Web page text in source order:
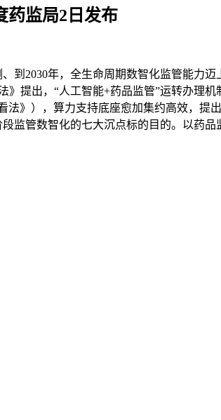
药监局2日发布
2030年，全生命周期数智化监管能力迈
提出，“人工智能+药品监管”运转办理
法》），算力支持底座愈加集约高效，
监管数智化的七大沉点标的目的。以药